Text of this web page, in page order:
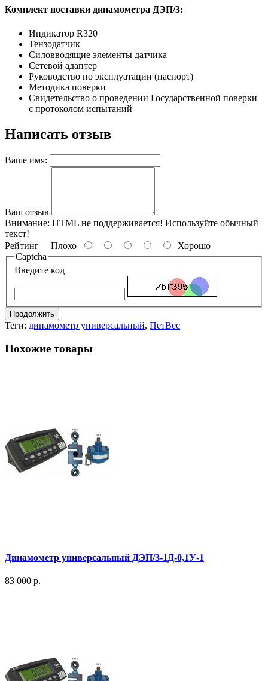
Комплект поставки динамометра ДЭП/3:
Индикатор R320
Тензодатчик
Силовводящие элементы датчика
Сетевой адаптер
Руководство по эксплуатации (паспорт)
Методика поверки
Свидетельство о проведении Государственной поверки
с протоколом испытаний
Написать отзыв
Ваше имя:
Ваш отзыв
Внимание: HTML не поддерживается! Используйте обычный
текст!
Рейтинг Плохо
Хорошо
Captcha
Введите код
Продолжить
Теги: динамометр универсальный, ПетВес
Похожие товары
Динамометр универсальный ДЭП/3-1Д-0,1У-1
83 000 р.